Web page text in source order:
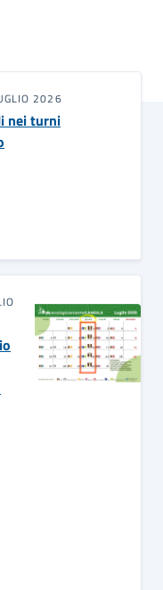
2026
nei turni